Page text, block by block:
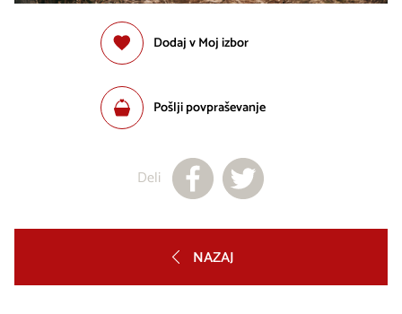
Dodaj v Moj izbor
Pošlji povpraševanje
Deli
NAZAJ